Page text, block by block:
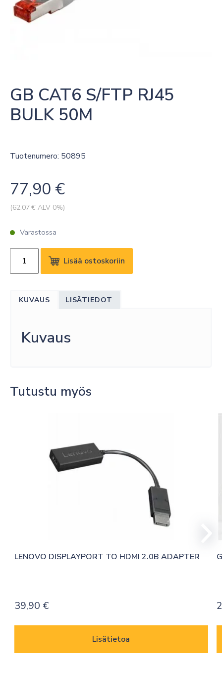
GB CAT6 S/FTP RJ45
BULK 50M
Tuotenumero: 50895
77,90 €
(62.07€ ALV 0%)
Varastossa
CAT6
BULK
määrä
Lisää ostoskoriin
KUVAUS LISÄTIEDOT
Kuvaus
Tutustu myös
LENOVO DISPLAYPORT TO HDMI 2.0B ADAPTER
39,90 €
Lisätietoa